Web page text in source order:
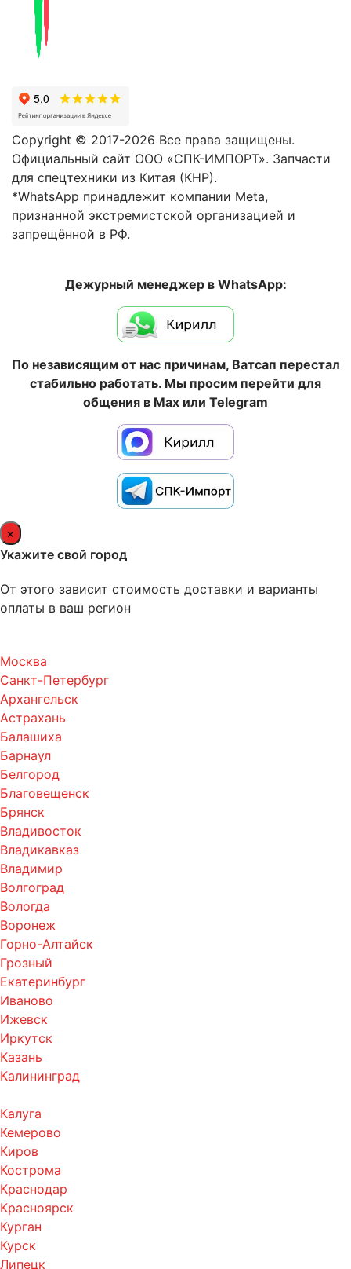
Copyright © 2017-2026 Все права защищены.
Официальный сайт ООО «СПК-ИМПОРТ». Запчасти
для спецтехники из Китая (КНР).
*WhatsApp принадлежит компании Meta,
признанной экстремистской организацией и
запрещённой в РФ.
Дежурный менеджер в WhatsApp:
По независящим от нас причинам, Ватсап перестал
стабильно работать. Мы просим перейти для
общения в Max или Telegram
×
Укажите свой город
От этого зависит стоимость доставки и варианты
оплаты в ваш регион
Москва
Санкт-Петербург
Архангельск
Астрахань
Балашиха
Барнаул
Белгород
Благовещенск
Брянск
Владивосток
Владикавказ
Владимир
Волгоград
Вологда
Воронеж
Горно-Алтайск
Грозный
Екатеринбург
Иваново
Ижевск
Иркутск
Казань
Калининград
Калуга
Кемерово
Киров
Кострома
Краснодар
Красноярск
Курган
Курск
Липецк